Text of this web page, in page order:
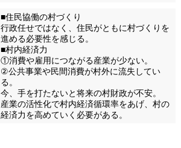
■住民協働の村づくり
行政任せではなく、住民がともに村づくりを
進める必要性を感じる。
■村内経済力
①消費や雇用につながる産業が少ない。
②公共事業や民間消費が村外に流失してい
る。
今、手を打たないと将来の村財政が不安。
産業の活性化で村内経済循環率をあげ、村の
経済力を高めていく必要がある。